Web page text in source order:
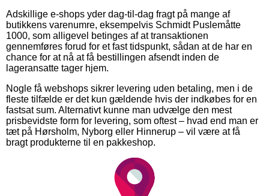
Adskillige e-shops yder dag-til-dag fragt på mange af
butikkens varenumre, eksempelvis Schmidt Puslemåtte
1000, som alligevel betinges af at transaktionen
gennemføres forud for et fast tidspunkt, sådan at de har en
chance for at nå at få bestillingen afsendt inden de
lageransatte tager hjem.
Nogle få webshops sikrer levering uden betaling, men i de
fleste tilfælde er det kun gældende hvis der indkøbes for en
fastsat sum. Alternativt kunne man udvælge den mest
prisbevidste form for levering, som oftest – hvad end man er
tæt på Hørsholm, Nyborg eller Hinnerup – vil være at få
bragt produkterne til en pakkeshop.